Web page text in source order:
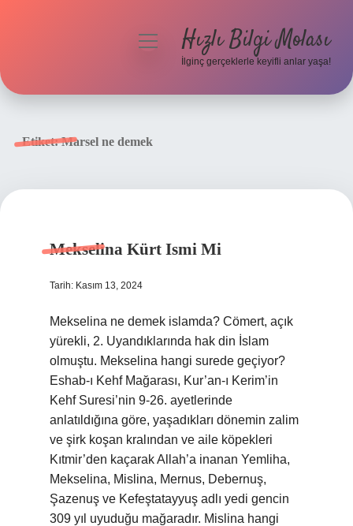
menüyüHızlı Bilgi Molası
İlginç gerçeklerle keyifli anlar yaşa!
Etiket:Marsel ne demek
Mekselina Kürt Ismi Mi
Tarih: Kasım 13, 2024
Mekselina ne demek islamda? Cömert, açık
yürekli, 2. Uyandıklarında hak din İslam
olmuştu. Mekselina hangi surede geçiyor?
Eshab-ı Kehf Mağarası, Kur’an-ı Kerim’in
Kehf Suresi’nin 9-26. ayetlerinde
anlatıldığına göre, yaşadıkları dönemin zalim
ve şirk koşan kralından ve aile köpekleri
Kıtmir’den kaçarak Allah’a inanan Yemliha,
Mekselina, Mislina, Mernus, Debernuş,
Şazenuş ve Kefeştatayyuş adlı yedi gencin
309 yıl uyuduğu mağaradır. Mislina hangi